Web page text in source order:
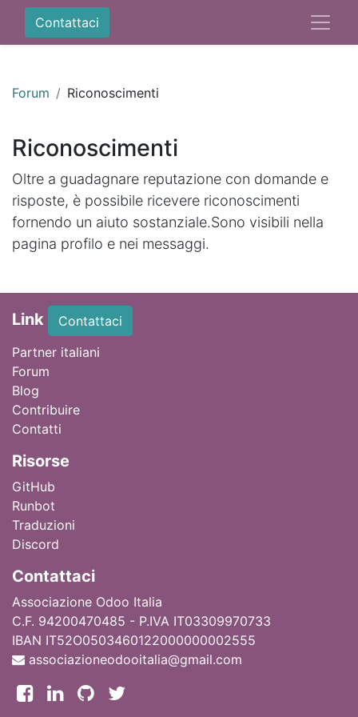
Contattaci
Forum Riconoscimenti
Riconoscimenti
Oltre a guadagnare reputazione con domande e
risposte, è possibile ricevere riconoscimenti
fornendo un aiuto sostanziale.Sono visibili nella
pagina profilo e nei messaggi.
Link
Contattaci
Partner italiani
Forum
Blog
Contribuire
Contatti
Risorse
GitHub
Runbot
Traduzioni
Discord
Contattaci
Associazione Odoo Italia
C.F. 94200470485 - P.IVA IT03309970733
IBAN IT52O0503460122000000002555
associazioneodooitalia@gmail.com